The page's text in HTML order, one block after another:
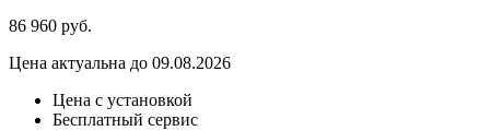
86 960 руб.
Цена актуальна до 09.08.2026
Цена с установкой
Бесплатный сервис